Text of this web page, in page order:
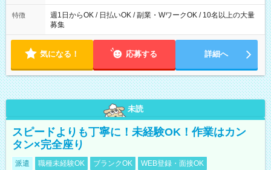
特徴
週1日からOK / 日払いOK / 副業・WワークOK / 10名以上の大量
募集
気になる！ 応募する 詳細へ
未読
スピードよりも丁寧に！未経験OK！作業はカン
タン×完全座り
派遣 職種未経験OK ブランクOK WEB登録・面接OK